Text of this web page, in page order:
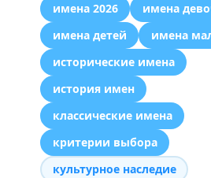
имена 2026
имена
имена детей
имена
исторические имена
история имен
классические имена
критерии выбора
культурное наследие